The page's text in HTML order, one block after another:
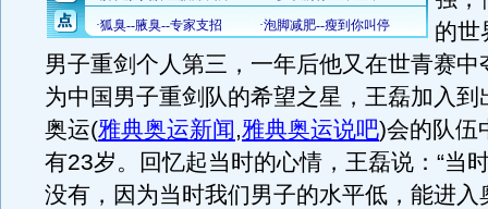
的世
男子重剑个人第三，一年后他又在世青赛中
为中国男子重剑队的希望之星，王磊加入到
奥运(雅典奥运新闻,雅典奥运说吧)会的队伍
有23岁。回忆起当时的心情，王磊说：“当
没有，因为当时我们男子的水平低，能进入